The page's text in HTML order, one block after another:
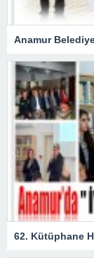
Anamur Belediye